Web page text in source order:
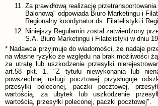
Za prawidłową realizację
Balonową" odpowiada Biuro Marketingu i
Regionalny koordynator ds. Filatelistyki i
Niniejszy Regulamin został zatwierdzony
S.A. Biuro Marketingu i Filatelistyki w dniu
* Nadawca przyjmuje do wiadomości, że nadaje
na własne ryzyko ze względu na brak możliwości
za utratę lub uszkodzenie przesyłki
art.58 pkt. 1. "Z tytułu niewykonania lub
powszechnej usługi pocztowej przysługuje
przesyłki poleconej, paczki pocztowej,
wartością, za ubytek lub uszkodzenie
wartością, przesyłki poleconej, paczki pocztowej".